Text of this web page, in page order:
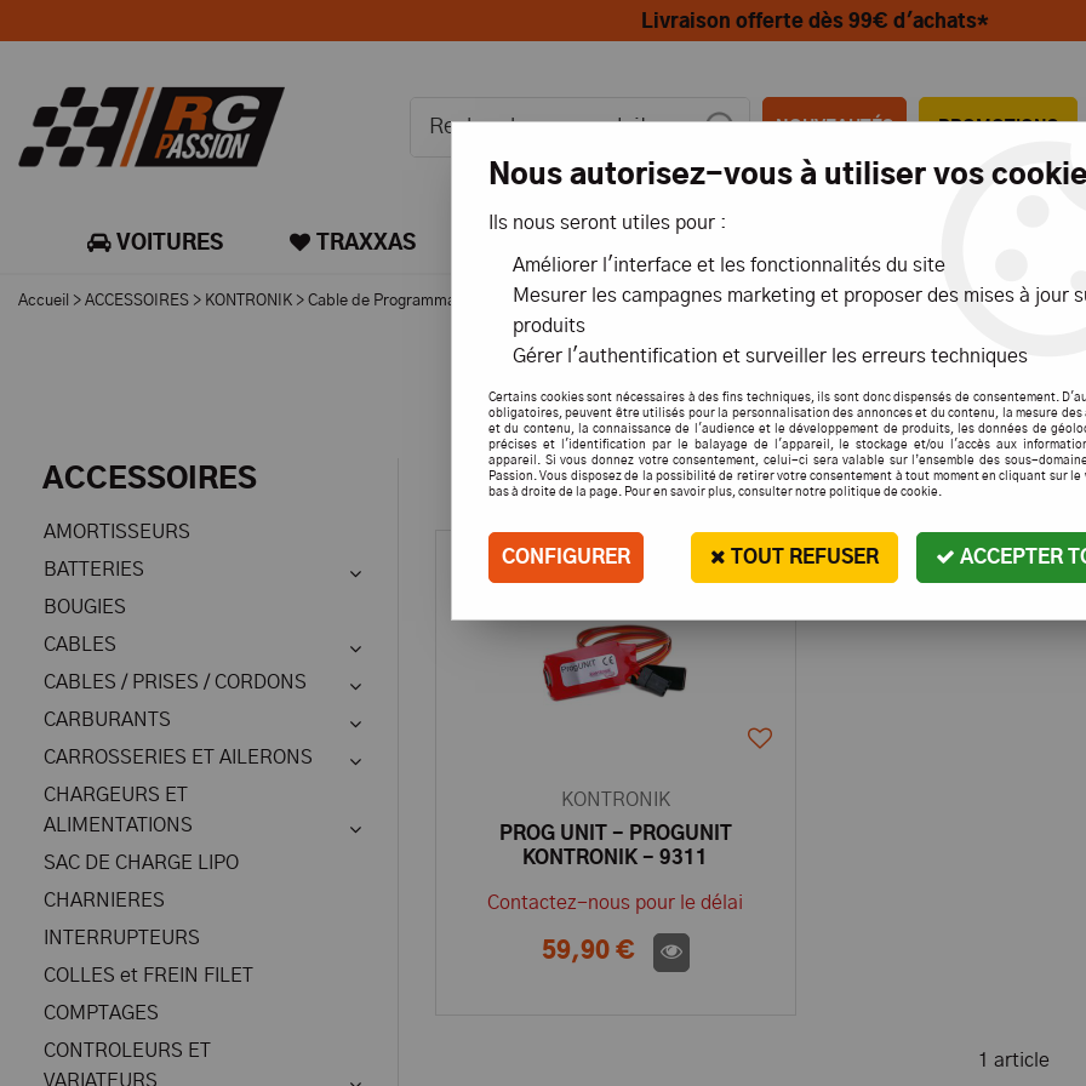
Livraison offerte dès 99€ d'achats*
NOUVEAUTÉS PROMOTIONS
VOITURES TRAXXAS
Accueil > ACCESSOIRES > KONTRONIK > Cable de Programmation
CABLE DE PROGRAMMATION
ACCESSOIRES
AMORTISSEURS
BATTERIES
BOUGIES
CABLES
CABLES / PRISES / CORDONS
CARBURANTS
CARROSSERIES ET AILERONS
CHARGEURS ET
ALIMENTATIONS
SAC DE CHARGE LIPO
CHARNIERES
INTERRUPTEURS
COLLES et FREIN FILET
COMPTAGES
CONTROLEURS ET
VARIATEURS
1 article
KONTRONIK
PROG UNIT - PROGUNIT
KONTRONIK - 9311
Contactez-nous pour le délai
59,90 €
1 article
Nous autorisez-vous à utiliser vos
Ils nous seront utiles pour :
Améliorer l'interface et les fonctionnalités du site
Mesurer les campagnes marketing et proposer des mises à jour
produits
Gérer l'authentification et surveiller les erreurs techniques
Certains cookies sont nécessaires à des fins techniques, ils sont donc dispensés de consentement.
obligatoires, peuvent être utilisés pour la personnalisation des annonces et du contenu, la mesure des
et du contenu, la connaissance de l'audience et le développement de produits, les données de
précises et l'identification par le balayage de l'appareil, le stockage et/ou l'accès aux
appareil. Si vous donnez votre consentement, celui-ci sera valable sur l’ensemble des sous-
Passion. Vous disposez de la possibilité de retirer votre consentement à tout moment en cliquant sur le
bas à droite de la page. Pour en savoir plus, consulter notre politique de cookie.
CONFIGURER TOUT REFUSER ACCEPTER